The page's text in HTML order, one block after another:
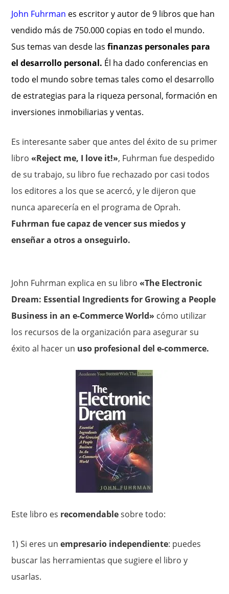
John Fuhrman es escritor y autor de 9 libros que han
vendido más de 750.000 copias en todo el mundo.
Sus temas van desde lasfinanzas personales para
el desarrollo personal. Él ha dado conferencias en
todo el mundo sobre temas tales como el desarrollo
de estrategias para la riqueza personal, formación en
inversiones inmobiliarias y ventas.
Es interesante saber que antes del éxito de su primer
libro«Reject me, I love it!», Fuhrman fue despedido
de su trabajo, su libro fue rechazado por casi todos
los editores a los que se acercó, y le dijeron que
nunca aparecería en el programa de Oprah.
Fuhrman fue capaz de vencer sus miedos y
enseñar a otros a onseguirlo.
John Fuhrman explica en su libro«The Electronic
Dream: Essential Ingredients for Growing a People
Business in an e-Commerce World» cómo utilizar
los recursos de la organización para asegurar su
éxito al hacer un uso profesional del e-commerce.
Este libro es recomendablesobre todo:
1) Si eres un empresario independiente: puedes
buscar las herramientas que sugiere el libro y
usarlas.